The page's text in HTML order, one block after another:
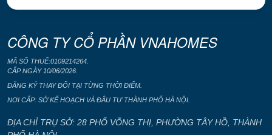
CÔNG TY CỔ PHẦN VNAHOMES
MÃ SỐ THUẾ:0109214264.
CẤP NGÀY 10/06/2026.
ĐĂNG KÝ THAY ĐỔI TẠI TỪNG THỜI ĐIỂM.
NƠI CẤP: SỞ KẾ HOẠCH VÀ ĐÂU TƯ THÀNH PHỐ HÀ NỘI.
ĐỊA CHỈ TRỤ SỞ: 28 PHỐ VÕNG THỊ, PHƯỜNG TÂY HỒ, THÀNH